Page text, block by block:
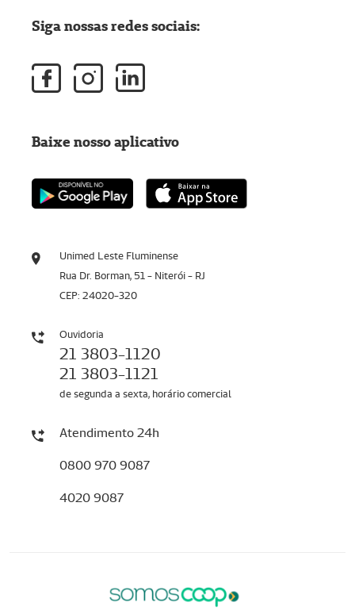
Unimed Leste Fluminense
Rua Dr. Borman, 51 - Niterói - RJ
CEP: 24020-320
Ouvidoria
21 3803-1120
21 3803-1121
de segunda a sexta, horário comercial
Atendimento 24h
0800 970 9087
4020 9087
Siga nossas redes sociais:
Baixe nosso aplicativo